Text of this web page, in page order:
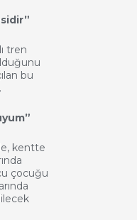
tren
bu
kentte
çocuğu